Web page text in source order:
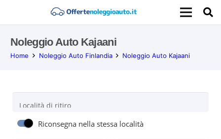
Noleggio Auto Kajaani
Home Noleggio Auto Finlandia Noleggio Auto Kajaani
Località di ritiro
Riconsegna nella stessa località